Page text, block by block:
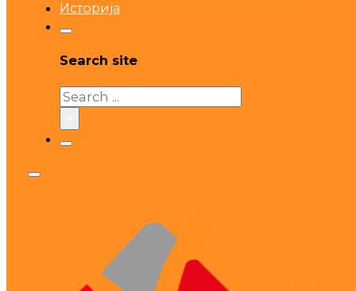
Историја
Search site
Search